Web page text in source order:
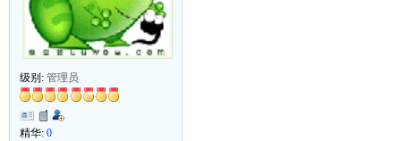
级别: 管理员
精华: 0